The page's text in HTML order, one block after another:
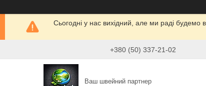
Сьогодні у нас вихідний, але ми раді
+380 (50) 337-21-02
Ваш швейний партнер